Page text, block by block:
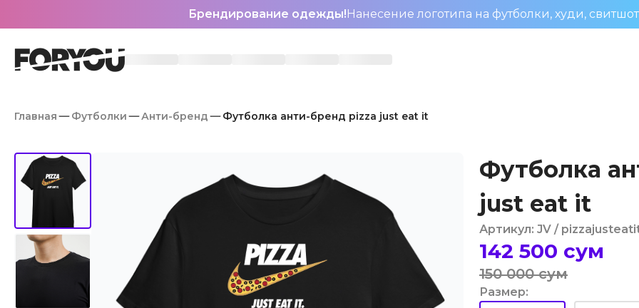
Брендирование одежды!Нанесение логотипа на футболки, худи,
Главная Футболки Анти-бренд Футболка анти-бренд pizza just eat it
Футболка
just eat it
Артикул: JV /
142 500 сум
150 000 сум
Размер: